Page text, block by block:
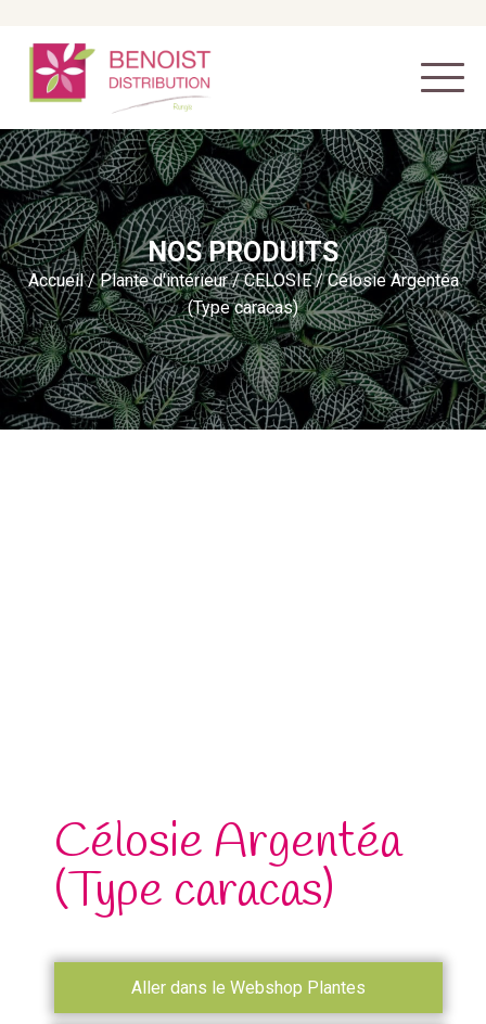
NOS PRODUITS
Accueil/Plante d'intérieur/CELOSIE/ Célosie Argentéa
(Type caracas)
Célosie Argentéa
(Type caracas)
Aller dans le Webshop Plantes